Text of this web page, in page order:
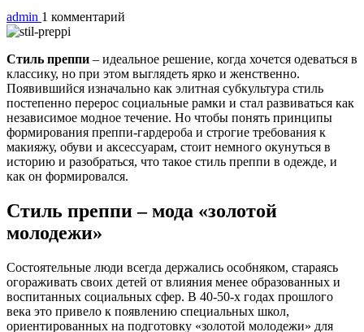
admin 1 комментарий
Стиль преппи – идеальное решение, когда хочется одеваться в
классику, но при этом выглядеть ярко и женственно.
Появившийся изначально как элитная субкультура стиль
постепенно перерос социальные рамки и стал развиваться как
независимое модное течение. Но чтобы понять принципы
формирования преппи-гардероба и строгие требования к
макияжу, обуви и аксессуарам, стоит немного окунуться в
историю и разобраться, что такое стиль преппи в одежде, и
как он формировался.
Стиль преппи – мода «золотой
молодежи»
Состоятельные люди всегда держались особняком, стараясь
огораживать своих детей от влияния менее образованных и
воспитанных социальных сфер. В 40-50-х годах прошлого
века это привело к появлению специальных школ,
ориентированных на подготовку «золотой молодежи» для